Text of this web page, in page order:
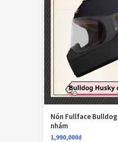
Nón Fullface
nhám
1,990,000₫